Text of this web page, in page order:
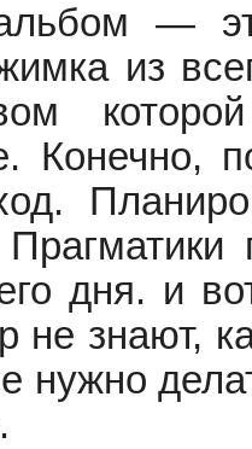
—
из
Конечно,
дня. и
не знают,
нужно